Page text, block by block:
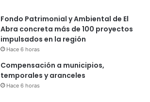
Fondo Patrimonial y Ambiental de El
Abra concreta más de 100 proyectos
impulsados en la región
Hace 6 horas
Compensación a municipios,
temporales y aranceles
Hace 6 horas